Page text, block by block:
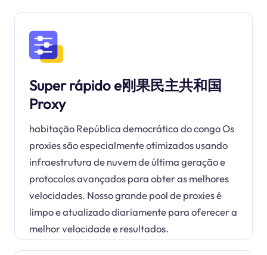
Super rápido e刚果民主共和国
Proxy
habitação República democrática do congo Os
proxies são especialmente otimizados usando
infraestrutura de nuvem de última geração e
protocolos avançados para obter as melhores
velocidades. Nosso grande pool de proxies é
limpo e atualizado diariamente para oferecer a
melhor velocidade e resultados.